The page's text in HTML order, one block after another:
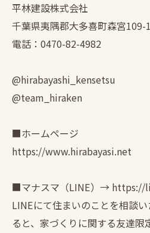
平林建設株式会社
千葉県夷隅郡大多喜町森宮109-1
電話：0470-82-4982
@hirabayashi_kensetsu
@team_hiraken
■ホームページ
https://www.hirabayasi.net
■マナスマ（LINE）→ https://
LINEにて住まいのことを相談
ると、家づくりに関する友達限